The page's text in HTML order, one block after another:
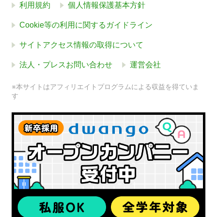
利用規約 個人情報保護基本方針
Cookie等の利用に関するガイドライン
サイトアクセス情報の取得について
法人・プレスお問い合わせ 運営会社
※本サイトはアフィリエイトプログラムによる収益を得ていま
す